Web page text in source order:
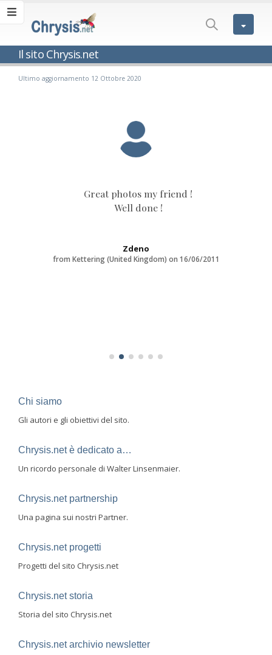
Il sito Chrysis.net
Ultimo aggiornamento 12 Ottobre 2020
Great photos my friend !
Well done !
Zdeno
from Kettering (United Kingdom) on 16/06/2011
Chi siamo
Gli autori e gli obiettivi del sito.
Chrysis.net è dedicato a…
Un ricordo personale di Walter Linsenmaier.
Chrysis.net partnership
Una pagina sui nostri Partner.
Chrysis.net progetti
Progetti del sito Chrysis.net
Chrysis.net storia
Storia del sito Chrysis.net
Chrysis.net archivio newsletter